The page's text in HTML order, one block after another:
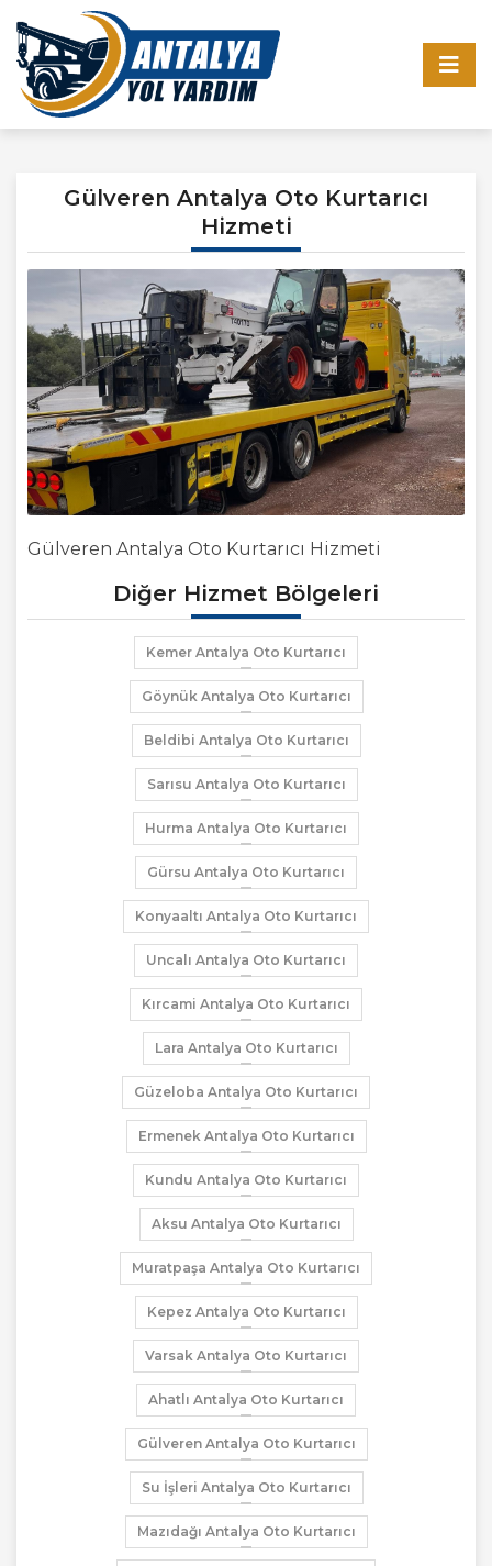
Gülveren Antalya Oto Kurtarıcı
Hizmeti
Gülveren Antalya Oto Kurtarıcı Hizmeti
Diğer Hizmet Bölgeleri
Kemer Antalya Oto Kurtarıcı
Göynük Antalya Oto Kurtarıcı
Beldibi Antalya Oto Kurtarıcı
Sarısu Antalya Oto Kurtarıcı
Hurma Antalya Oto Kurtarıcı
Gürsu Antalya Oto Kurtarıcı
Konyaaltı Antalya Oto Kurtarıcı
Uncalı Antalya Oto Kurtarıcı
Kırcami Antalya Oto Kurtarıcı
Lara Antalya Oto Kurtarıcı
Güzeloba Antalya Oto Kurtarıcı
Ermenek Antalya Oto Kurtarıcı
Kundu Antalya Oto Kurtarıcı
Aksu Antalya Oto Kurtarıcı
Muratpaşa Antalya Oto Kurtarıcı
Kepez Antalya Oto Kurtarıcı
Varsak Antalya Oto Kurtarıcı
Ahatlı Antalya Oto Kurtarıcı
Gülveren Antalya Oto Kurtarıcı
Su İşleri Antalya Oto Kurtarıcı
Mazıdağı Antalya Oto Kurtarıcı